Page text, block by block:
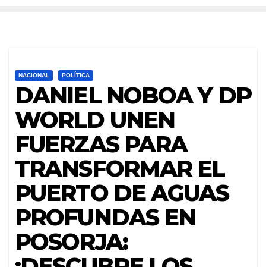
NACIONAL POLÍTICA
DANIEL NOBOA Y DP
WORLD UNEN
FUERZAS PARA
TRANSFORMAR EL
PUERTO DE AGUAS
PROFUNDAS EN
POSORJA: